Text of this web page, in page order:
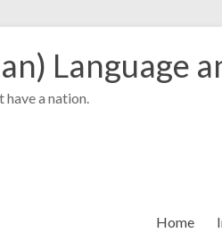
Language
have a nation.
Home